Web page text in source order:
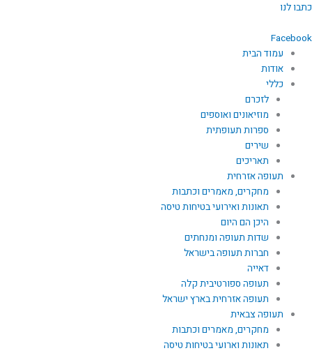
דילוג
כתבו לנו
Facebook
עמוד הבית
אודות
כללי
לזכרם
מוזיאונים ואוספים
ספרות תעופתית
שירים
תאריכים
תעופה אזרחית
מחקרים, מאמרים וכתבות
תאונות ואירועי בטיחות טיסה
היכן הם היום
שדות תעופה ומנחתים
חברות תעופה בישראל
דאייה
תעופה ספורטיבית קלה
תעופה אזרחית בארץ ישראל
תעופה צבאית
מחקרים, מאמרים וכתבות
תאונות וארועי בטיחות טיסה